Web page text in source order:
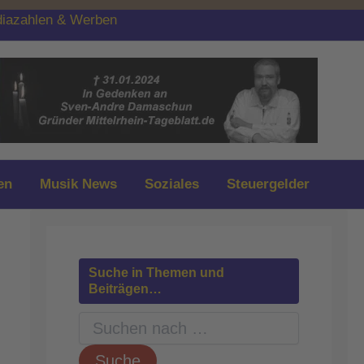
& Werben
Musik News Soziales Steuergelder
Suche in Themen und
Beiträgen…
c